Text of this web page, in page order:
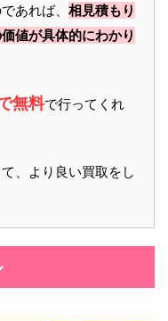
あれば、 相見積もり
値が具体的にわかり
無料で行ってくれ
、より良い買取をし